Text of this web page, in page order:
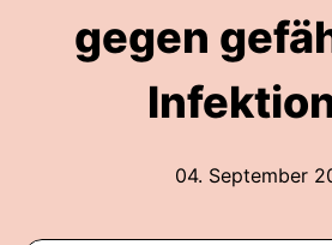
gegen
04. September